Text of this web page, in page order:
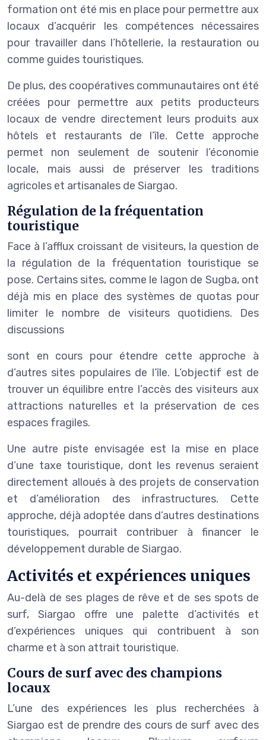
formation ont été mis en place pour permettre aux
locaux d’acquérir les compétences nécessaires
pour travailler dans l’hôtellerie, la restauration ou
comme guides touristiques.
De plus, des coopératives communautaires ont été
créées pour permettre aux petits producteurs
locaux de vendre directement leurs produits aux
hôtels et restaurants de l’île. Cette approche
permet non seulement de soutenir l’économie
locale, mais aussi de préserver les traditions
agricoles et artisanales de Siargao.
Régulation de la fréquentation
touristique
Face à l’afflux croissant de visiteurs, la question de
la régulation de la fréquentation touristique se
pose. Certains sites, comme le lagon de Sugba, ont
déjà mis en place des systèmes de quotas pour
limiter le nombre de visiteurs quotidiens. Des
discussions
sont en cours pour étendre cette approche à
d’autres sites populaires de l’île. L’objectif est de
trouver un équilibre entre l’accès des visiteurs aux
attractions naturelles et la préservation de ces
espaces fragiles.
Une autre piste envisagée est la mise en place
d’une taxe touristique, dont les revenus seraient
directement alloués à des projets de conservation
et d’amélioration des infrastructures. Cette
approche, déjà adoptée dans d’autres destinations
touristiques, pourrait contribuer à financer le
développement durable de Siargao.
Activités et expériences uniques
Au-delà de ses plages de rêve et de ses spots de
surf, Siargao offre une palette d’activités et
d’expériences uniques qui contribuent à son
charme et à son attrait touristique.
Cours de surf avec des champions
locaux
L’une des expériences les plus recherchées à
Siargao est de prendre des cours de surf avec des